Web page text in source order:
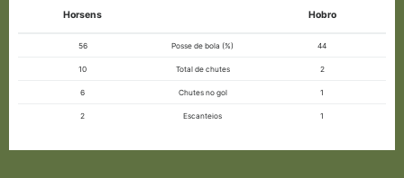
Horsens Hobro
56 Posse de bola (%) 44
10 Total de chutes 2
6 Chutes no gol 1
2 Escanteios 1